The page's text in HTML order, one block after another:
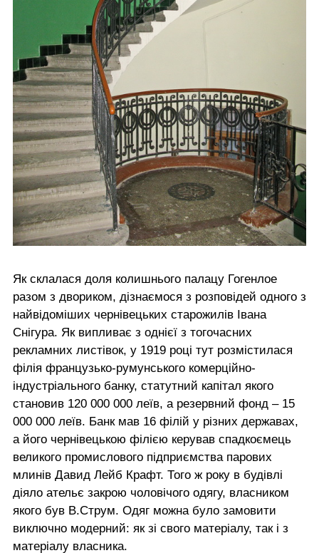
Як склалася доля колишнього палацу Гогенлое
разом з двориком, дізнаємося з розповідей одного з
найвідоміших чернівецьких старожилів Івана
Снігура. Як випливає з однієї з тогочасних
рекламних листівок, у 1919 році тут розмістилася
філія французько-румунського комерційно-
індустріального банку, статутний капітал якого
становив 120 000 000 леїв, а резервний фонд – 15
000 000 леїв. Банк мав 16 філій у різних державах,
а його чернівецькою філією керував спадкоємець
великого промислового підприємства парових
млинів Давид Лейб Крафт. Того ж року в будівлі
діяло ательє закрою чоловічого одягу, власником
якого був В.Струм. Одяг можна було замовити
виключно модерний: як зі свого матеріалу, так і з
матеріалу власника.